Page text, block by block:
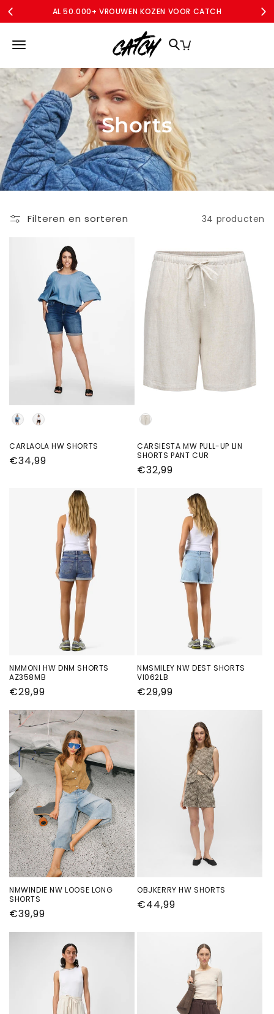
naar de
content
AL 50.000+ VROUWEN KOZEN VOOR CATCH
MERKEN
SALE
ACCOUNT
Shorts
Filteren en sorteren 34 producten
Kleur
CARLAOLA HW SHORTS
Normale
€34,99
kleur
CARSIESTA MW PULL-UP LIN
SHORTS PANT CUR
Normale
€32,99
NMMONI HW DNM SHORTS
AZ358MB
Normale
prijs
€29,99
NMSMILEY NW DEST SHORTS
VI062LB
Normale
€29,99
NMWINDIE NW LOOSE LONG
SHORTS
Normale
prijs
€39,99
OBJKERRY HW SHORTS
Normale
€44,99